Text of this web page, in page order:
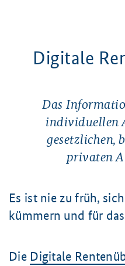
Digitale
Das
individuellen
gesetzlichen,
privaten
Es ist nie zu früh,
kümmern und für
Die Digitale